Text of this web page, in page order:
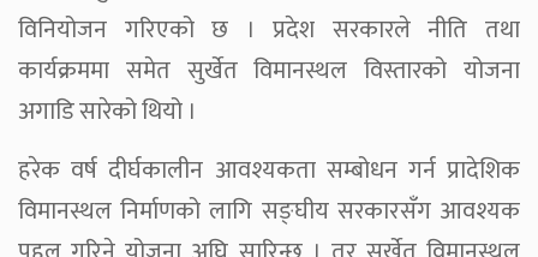
विनियोजन गरिएको छ । प्रदेश सरकारले नीति तथा
कार्यक्रममा समेत सुर्खेत विमानस्थल विस्तारको योजना
अगाडि सारेको थियो ।
हरेक वर्ष दीर्घकालीन आवश्यकता सम्बोधन गर्न प्रादेशिक
विमानस्थल निर्माणको लागि सङ्घीय सरकारसँग आवश्यक